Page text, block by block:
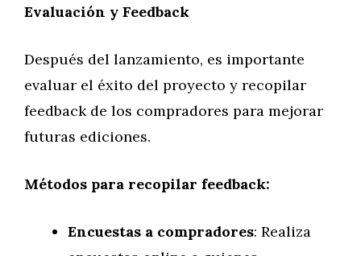
Evaluación y Feedback
Después del lanzamiento, es importante
evaluar el éxito del proyecto y recopilar
feedback de los compradores para mejorar
futuras ediciones.
Métodos para recopilar feedback:
Encuestas a compradores: Realiza